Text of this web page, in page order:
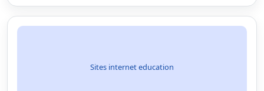
Sites internet education